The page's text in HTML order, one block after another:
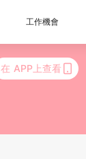
工作機會
在 APP上查看